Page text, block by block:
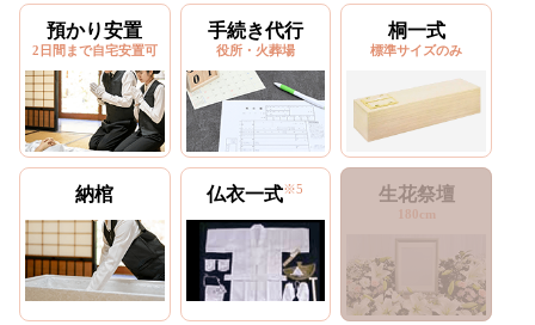
預かり安置
2日間まで自宅安置可
手続き代行
役所・火葬場
桐一式
標準サイズのみ
納棺 仏衣一式※5 生花祭壇
180cm